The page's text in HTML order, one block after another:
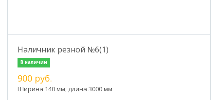
Наличник резной №6(1)
В наличии
900 руб.
Ширина 140 мм, длина 3000 мм